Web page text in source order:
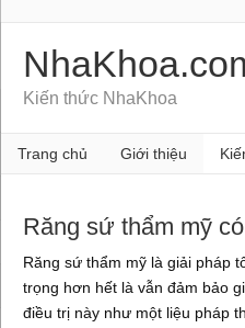
Kiến thức NhaKhoa
Trang chủ Giới thiệu
Răng sứ thẩm mỹ
Răng sứ thẩm mỹ là giải pháp
trọng hơn hết là vẫn đảm bảo
điều trị này như một liệu pháp